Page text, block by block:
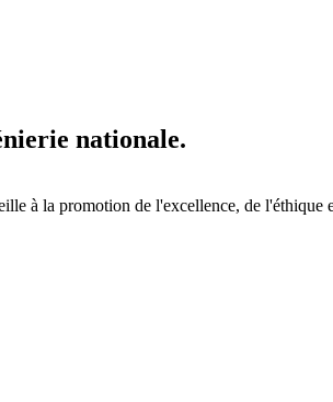
nationale.
à la promotion de l'excellence, de l'éthique